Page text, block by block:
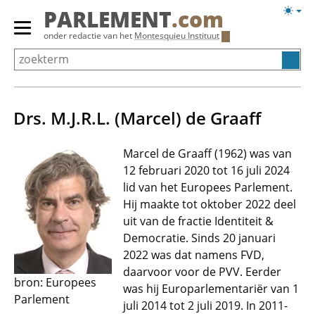
Overslaan
Primair
menu
tonen/verbergen
PARLEMENT.com
onder redactie van het Montesquieu Instituut
Drs. M.J.R.L. (Marcel) de Graaff
bron: Europees
Parlement
Marcel de Graaff (1962) was van
12 februari 2020 tot 16 juli 2024
lid van het Europees Parlement.
Hij maakte tot oktober 2022 deel
uit van de fractie Identiteit &
Democratie. Sinds 20 januari
2022 was dat namens FVD,
daarvoor voor de PVV. Eerder
was hij Europarlementariër van 1
juli 2014 tot 2 juli 2019. In 2011-